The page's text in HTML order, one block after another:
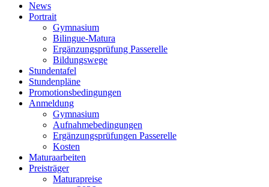
News
Portrait
Gymnasium
Bilingue-Matura
Ergänzungsprüfung Passerelle
Bildungswege
Stundentafel
Stundenpläne
Promotionsbedingungen
Anmeldung
Gymnasium
Aufnahmebedingungen
Ergänzungsprüfungen Passerelle
Kosten
Maturaarbeiten
Preisträger
Maturapreise